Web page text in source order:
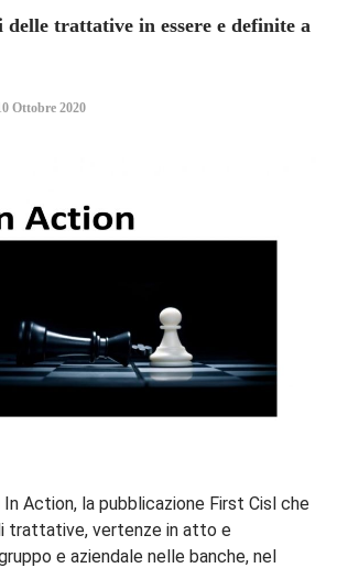
trattative in essere e definite a
Ottobre 2020
In Action, la pubblicazione First Cisl che
trattative, vertenze in atto e
e aziendale nelle banche, nel